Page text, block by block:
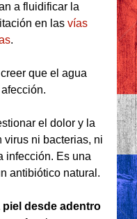
a fluidificar la
en las vías
.
que el agua
el dolor y la
virus ni bacterias, ni
infección. Es una
antibiótico natural.
piel desde adentro